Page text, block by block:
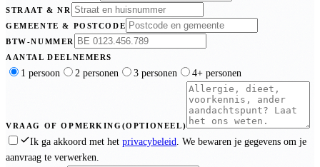
STRAAT & NR
GEMEENTE & POSTCODE
BTW-NUMMER
AANTAL DEELNEMERS
1 persoon 2 personen 3 personen 4+ personen
VRAAG OF OPMERKING(OPTIONEEL)
Ik ga akkoord met het privacybeleid. We bewaren je gegevens om je
aanvraag te verwerken.